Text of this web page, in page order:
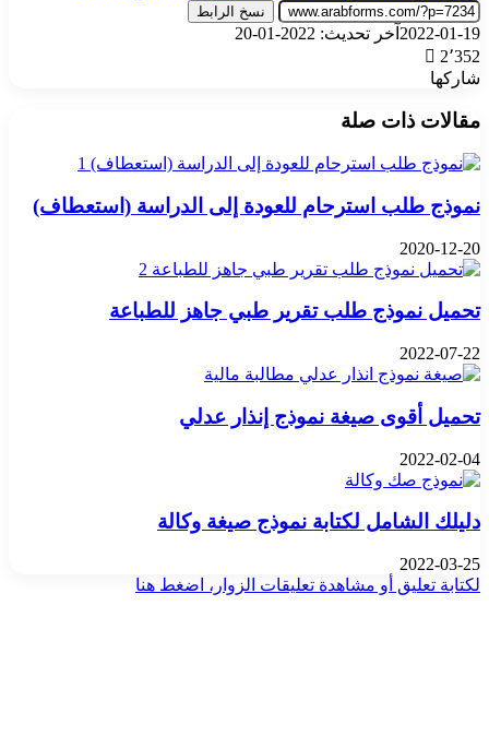
نسخ الرابط
2022-01-19 آخر تحديث: 2022-01-20
2٬352
شاركها
مقالات ذات صلة
نموذج طلب استرحام للعودة إلى الدراسة (استعطاف)
2020-12-20
تحميل نموذج طلب تقرير طبي جاهز للطباعة
2022-07-22
تحميل أقوى صيغة نموذج إنذار عدلي
2022-02-04
دليلك الشامل لكتابة نموذج صيغة وكالة
2022-03-25
لكتابة تعليق أو مشاهدة تعليقات الزوار، اضغط هنا